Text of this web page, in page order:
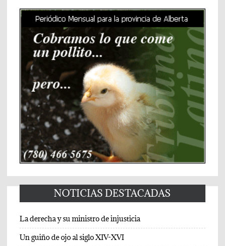
NOTICIAS DESTACADAS
La derecha y su ministro de injusticia
Un guiño de ojo al siglo XIV-XVI